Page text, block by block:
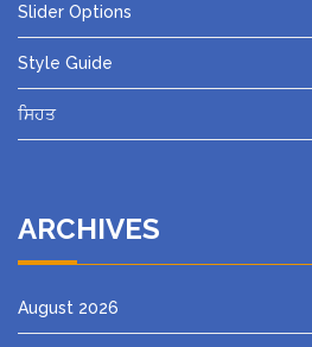
Slider Options
Style Guide
ਸਿਹਤ
ARCHIVES
August 2026